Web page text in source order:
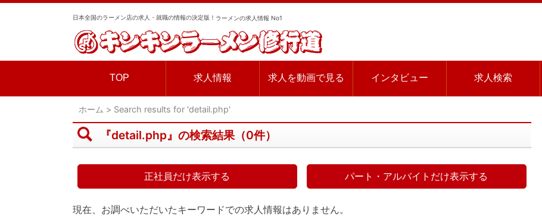
日本全国のラーメン店の求人・就職の情報の決定版！ ラーメンの求人情報 No1
TOP 求人情報 求人を動画で見る インタビュー 求人検索
ホーム > Search results for 'detail.php'
『detail.php』の検索結果（0件）
正社員だけ表示する パート・アルバイトだけ表示する
現在、お調べいただいたキーワードでの求人情報はありません。